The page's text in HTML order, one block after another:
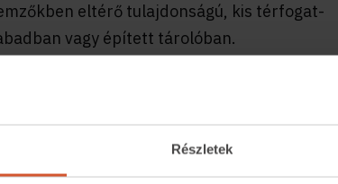
Részletek
eltérő tulajdonságú, kis térfogat-
vagy épített tárolóban.
alapanyagként (agglomerált lapok,
furfurolgyártás stb.) hasznosítható.
is feldolgozhatók, hasznosíthatók a